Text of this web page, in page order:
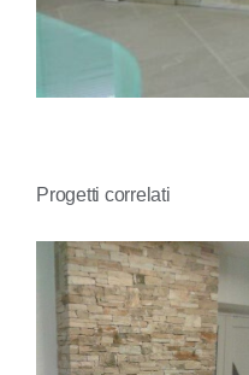
Progetti correlati